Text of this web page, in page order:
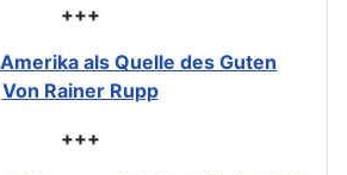
+++
als Quelle des Guten
Von Rainer Rupp
+++